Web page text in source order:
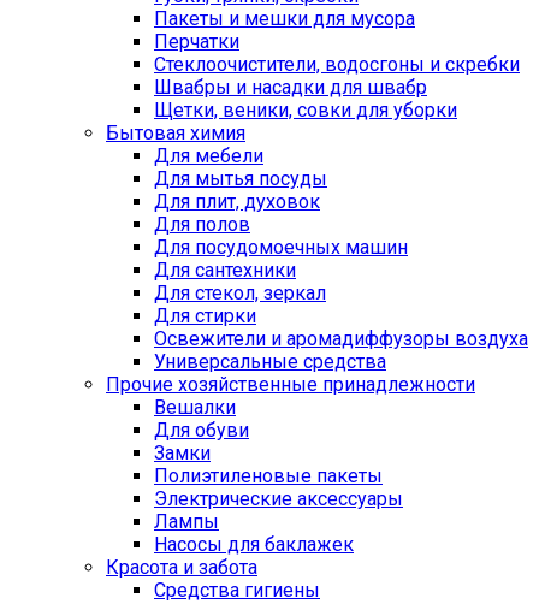
Пакеты и мешки для мусора
Перчатки
Стеклоочистители, водосгоны и скребки
Швабры и насадки для швабр
Щетки, веники, совки для уборки
Бытовая химия
Для мебели
Для мытья посуды
Для плит, духовок
Для полов
Для посудомоечных машин
Для сантехники
Для стекол, зеркал
Для стирки
Освежители и аромадиффузоры воздуха
Универсальные средства
Прочие хозяйственные принадлежности
Вешалки
Для обуви
Замки
Полиэтиленовые пакеты
Электрические аксессуары
Лампы
Насосы для баклажек
Красота и забота
Средства гигиены